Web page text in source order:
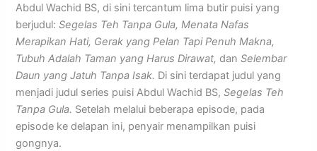
Abdul Wachid BS, di sini tercantum lima butir puisi yang
berjudul:Segelas Teh Tanpa Gula, Menata Nafas
Merapikan Hati, Gerak yang Pelan Tapi Penuh Makna,
Tubuh Adalah Taman yang Harus Dirawat,danSelembar
Daun yang Jatuh Tanpa Isak. Di sini terdapat judul yang
menjadi judul series puisi Abdul Wachid BS,Segelas Teh
Tanpa Gula. Setelah melalui beberapa episode, pada
episode ke delapan ini, penyair menampilkan puisi
gongnya.